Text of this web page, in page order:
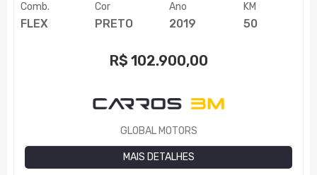
Comb.
FLEX
Cor
PRETO
Ano
2019
KM
50
R$ 102.900,00
GLOBAL MOTORS
MAIS DETALHES